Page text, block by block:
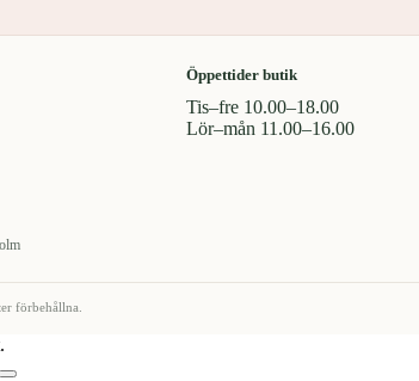
Öppettider butik
Tis–fre 10.00–18.00
Lör–mån 11.00–16.00
förbehållna.